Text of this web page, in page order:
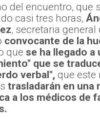
del encuentro, que
casi tres horas,
, secretaria general
convocante de la
que se ha llegado a
que se
verbal", que este
trasladarán en una
a los médicos de